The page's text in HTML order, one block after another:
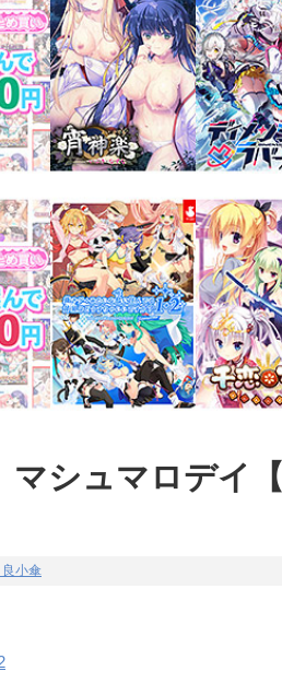
シュマロデイ
小傘